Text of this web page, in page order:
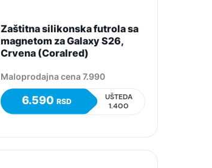
Zaštitna silikonska futrola sa
magnetom za Galaxy S26,
Crvena (Coralred)
Maloprodajna cena 7.990
6.590RSD
UŠTEDA
1.400